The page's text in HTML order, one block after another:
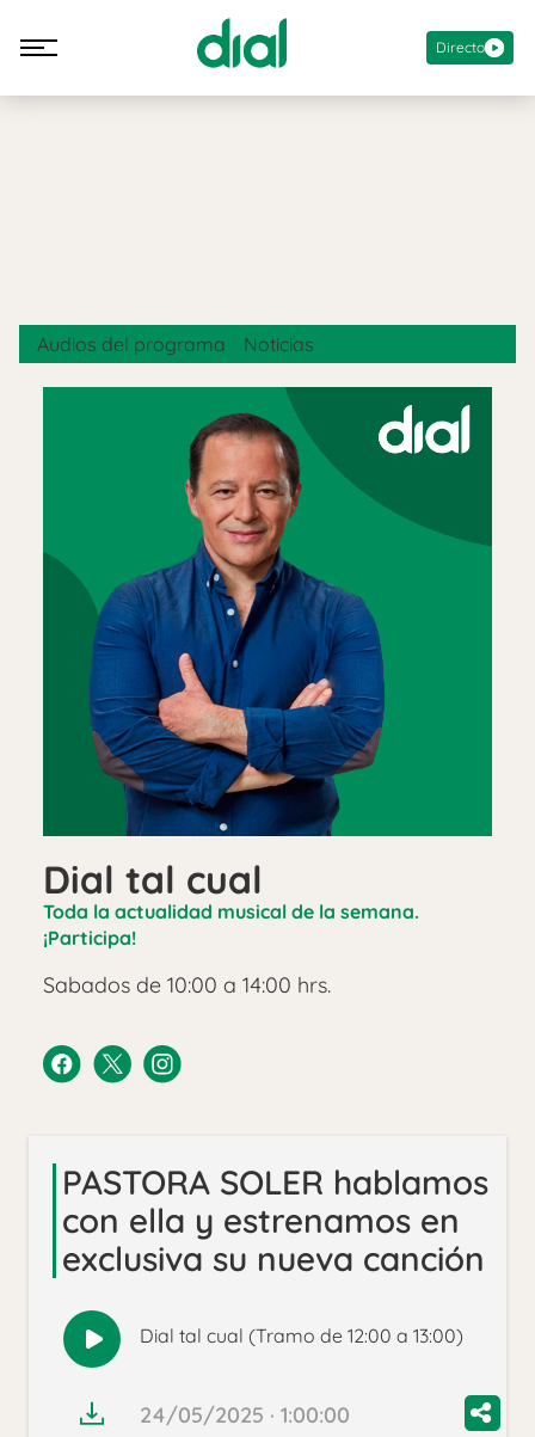
Directo
Dial tal cual
Toda la actualidad musical de la semana.
¡Participa!
Sabados de 10:00 a 14:00 hrs.
Audios del programa Noticias
PASTORA SOLER hablamos
con ella y estrenamos en
exclusiva su nueva canción
Reproducir
audio
Dial tal cual (Tramo de 12:00 a 13:00)
24/05/2025 · 1:00:00